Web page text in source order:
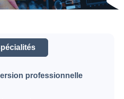
professionnelle